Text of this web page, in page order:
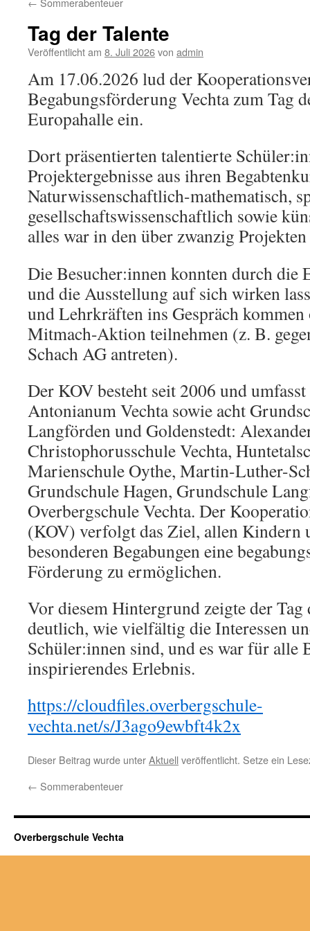
Tag der Talente
Veröffentlicht am 8. Juli 2026von admin
Am 17.06.2026 lud der
Begabungsförderung Vechta zum Tag
Europahalle ein.
Dort präsentierten talentierte
Projektergebnisse aus ihren
Naturwissenschaftlich-mathematisch,
gesellschaftswissenschaftlich sowie
alles war in den über zwanzig
Die Besucher:innen konnten durch die
und die Ausstellung auf sich wirken
und Lehrkräften ins Gespräch
Mitmach-Aktion teilnehmen (z. B.
Schach AG antreten).
Der KOV besteht seit 2006 und
Antonianum Vechta sowie acht
Langförden und Goldenstedt:
Christophorusschule Vechta,
Marienschule Oythe, Martin-Luther-
Grundschule Hagen, Grundschule
Overbergschule Vechta. Der
(KOV) verfolgt das Ziel, allen Kindern
besonderen Begabungen eine
Förderung zu ermöglichen.
Vor diesem Hintergrund zeigte der Tag
deutlich, wie vielfältig die Interessen
Schüler:innen sind, und es war für alle
inspirierendes Erlebnis.
https://cloudfiles.overbergschule-
vechta.net/s/J3ago9ewbft4k2x
Dieser Beitrag wurde unterAktuell veröffentlicht. Setze ein
← Sommerabenteuer
Overbergschule Vechta